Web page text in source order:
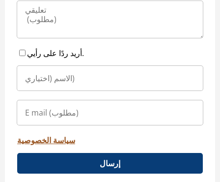
أريد ردًا على رأيي.
سياسة الخصوصية
إرسال